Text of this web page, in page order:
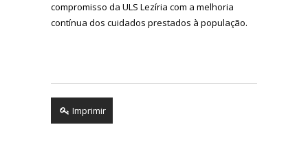
compromisso da ULS Lezíria com a melhoria
contínua dos cuidados prestados à população.
Imprimir